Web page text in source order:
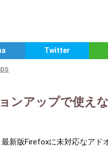
Twitter
ンアップで使え
新版Firefoxに未対応なア